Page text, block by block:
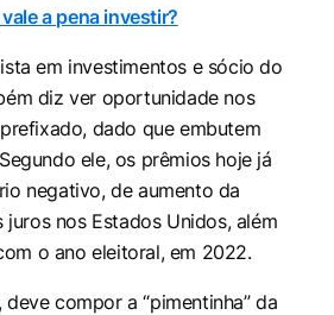
a pena investir?
em investimentos e sócio do
diz ver oportunidade nos
dado que embutem
ele, os prêmios hoje já
negativo, de aumento da
nos Estados Unidos, além
o ano eleitoral, em 2022.
compor a “pimentinha” da